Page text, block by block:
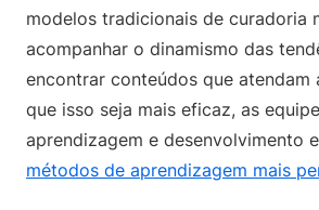
modelos tradicionais de curadoria
acompanhar o dinamismo das
encontrar conteúdos que atendam
que isso seja mais eficaz, as
aprendizagem e desenvolvimento
métodos de aprendizagem mais